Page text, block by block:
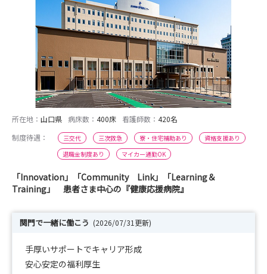
所在地： 山口県 病床数： 400床 看護師数： 420名
制度待遇：
三交代 三次救急 寮・住宅補助あり
資格支援あり
退職金制度あり
マイカー通勤OK
「Innovation」「Community Link」「Learning＆
Training」 患者さま中心の『健康応援病院』
関門で一緒に働こう (2026/07/31更新)
手厚いサポートでキャリア形成
安心安定の福利厚生